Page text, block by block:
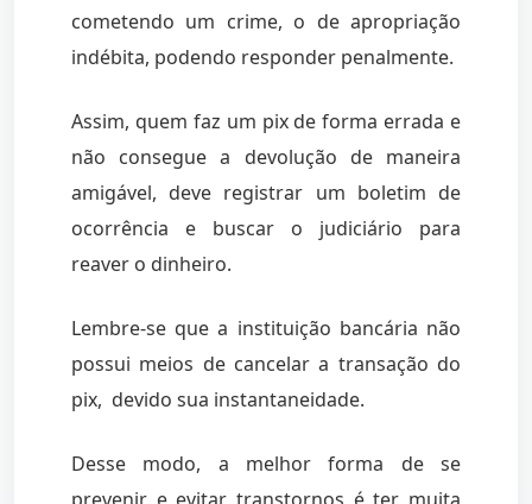
cometendo um crime, o de apropriação
indébita, podendo responder penalmente.
Assim, quem faz um pix de forma errada e
não consegue a devolução de maneira
amigável, deve registrar um boletim de
ocorrência e buscar o judiciário para
reaver o dinheiro.
Lembre-se que a instituição bancária não
possui meios de cancelar a transação do
pix, devido sua instantaneidade.
Desse modo, a melhor forma de se